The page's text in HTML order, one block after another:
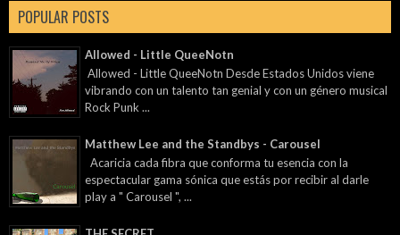
POPULAR POSTS
Allowed - Little QueeNotn
Allowed - Little QueeNotn Desde Estados Unidos viene
vibrando con un talento tan genial y con un género musical
Rock Punk ...
Matthew Lee and the Standbys - Carousel
Acaricia cada fibra que conforma tu esencia con la
espectacular gama sónica que estás por recibir al darle
play a " Carousel ", ...